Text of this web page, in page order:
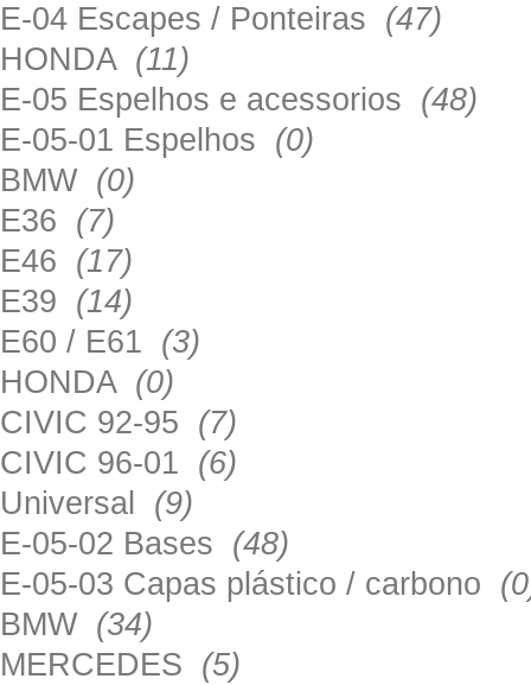
E-04 Escapes / Ponteiras (47)
HONDA (11)
E-05 Espelhos e acessorios (48)
E-05-01 Espelhos (0)
BMW (0)
E36 (7)
E46 (17)
E39 (14)
E60 / E61 (3)
HONDA (0)
CIVIC 92-95 (7)
CIVIC 96-01 (6)
Universal (9)
E-05-02 Bases (48)
E-05-03 Capas plástico / carbono
BMW (34)
MERCEDES (5)